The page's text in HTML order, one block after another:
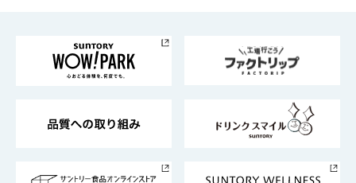
地域情報
サントリーサンバーズ大阪
サントリーが考えるサステナビリティ経営
企業概要